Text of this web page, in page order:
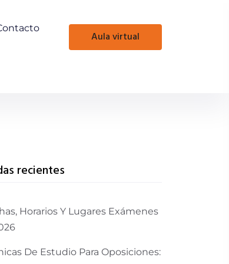
aula virtual
recientes
Horarios Y Lugares Exámenes
De Estudio Para Oposiciones: